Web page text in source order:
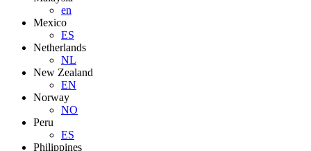
en
Mexico
ES
Netherlands
NL
New Zealand
EN
Norway
NO
Peru
ES
Philippines